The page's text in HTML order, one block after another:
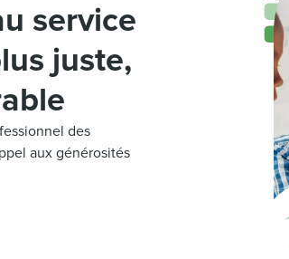
service
juste,
des
aux générosités